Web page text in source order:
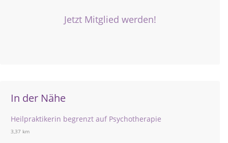
Jetzt Mitglied werden!
In der Nähe
Heilpraktikerin begrenzt auf Psychotherapie
3,37 km